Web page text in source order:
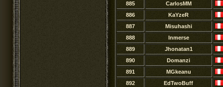
885
CarlosMM
886
KaYzeR
887
Misuhashi
888
Inmerse
889
Jhonatan1
890
Domanzi
891
MGkeanu
892
EdTwoBuff